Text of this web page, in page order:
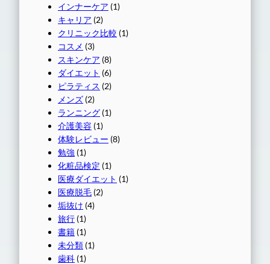
インナーケア (1)
キャリア (2)
クリニック比較 (1)
コスメ (3)
スキンケア (8)
ダイエット (6)
ピラティス (2)
メンズ (2)
ランニング (1)
介護美容 (1)
体験レビュー (8)
勉強 (1)
化粧品検定 (1)
医療ダイエット (1)
医療脱毛 (2)
垢抜け (4)
旅行 (1)
書籍 (1)
未分類 (1)
歯科 (1)